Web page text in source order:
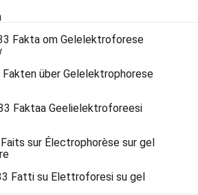
Fakta om Gelelektroforese
über Gelelektrophorese
Faktaa Geelielektroforeesi
sur Électrophorèse sur gel
Fatti su Elettroforesi su gel